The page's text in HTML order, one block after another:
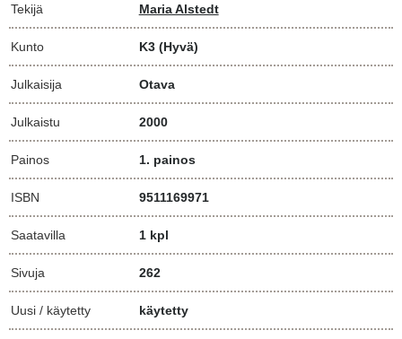
Tekijä Maria Alstedt
Kunto K3 (Hyvä)
Julkaisija Otava
Julkaistu 2000
Painos 1. painos
ISBN 9511169971
Saatavilla 1 kpl
Sivuja 262
Uusi / käytetty käytetty